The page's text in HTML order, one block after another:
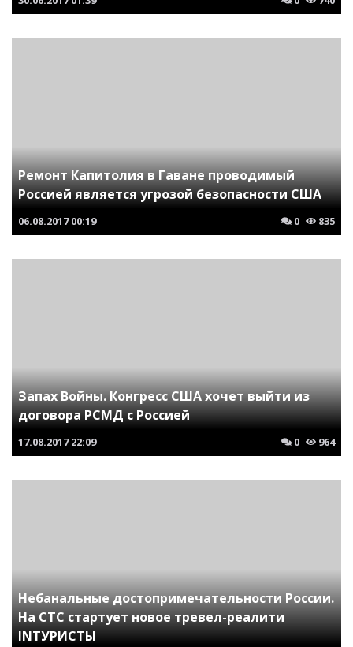
Ремонт Капитолия в Гаване проводимый
Россией является угрозой безопасности США
06.08.2017 00:19 0 835
Запах Войны. Конгресс США хочет выйти из
договора РСМД с Россией
17.08.2017 22:09 0 964
Небанальные достопримечательности России.
На СТС стартует новое тревел-реалити
INТУРИСТЫ